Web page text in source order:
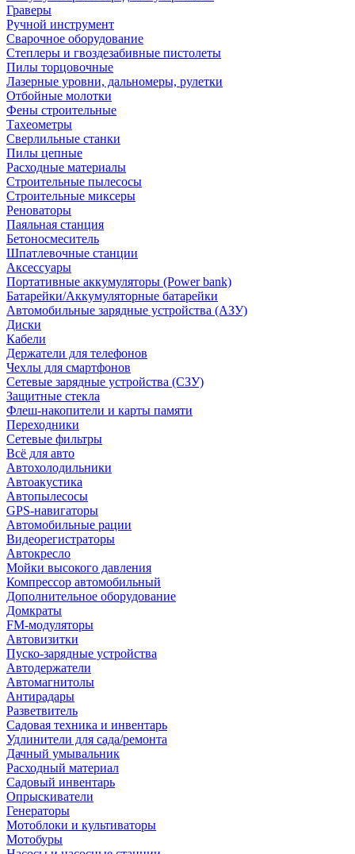
Граверы
Ручной инструмент
Сварочное оборудование
Степлеры и гвоздезабивные пистолеты
Пилы торцовочные
Лазерные уровни, дальномеры, рулетки
Отбойные молотки
Фены строительные
Тахеометры
Сверлильные станки
Пилы цепные
Расходные материалы
Строительные пылесосы
Строительные миксеры
Реноваторы
Паяльная станция
Бетоносмеситель
Шпатлевочные станции
Аксессуары
Портативные аккумуляторы (Power bank)
Батарейки/Аккумуляторные батарейки
Автомобильные зарядные устройства (АЗУ)
Диски
Кабели
Держатели для телефонов
Чехлы для смартфонов
Сетевые зарядные устройства (СЗУ)
Защитные стекла
Флеш-накопители и карты памяти
Переходники
Сетевые фильтры
Всё для авто
Автохолодильники
Автоакустика
Автопылесосы
GPS-навигаторы
Автомобильные рации
Видеорегистраторы
Автокресло
Мойки высокого давления
Компрессор автомобильный
Дополнительное оборудование
Домкраты
FM-модуляторы
Автовизитки
Пуско-зарядные устройства
Автодержатели
Автомагнитолы
Антирадары
Разветвитель
Садовая техника и инвентарь
Удлинители для сада/ремонта
Дачный умывальник
Расходный материал
Садовый инвентарь
Опрыскиватели
Генераторы
Мотоблоки и культиваторы
Мотобуры